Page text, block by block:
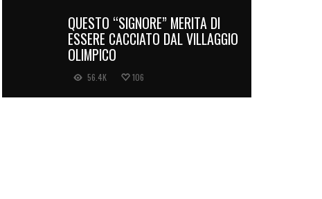
QUESTO “SIGNORE” MERITA DI
ESSERE CACCIATO DAL VILLAGGIO
OLIMPICO
56.4K 106